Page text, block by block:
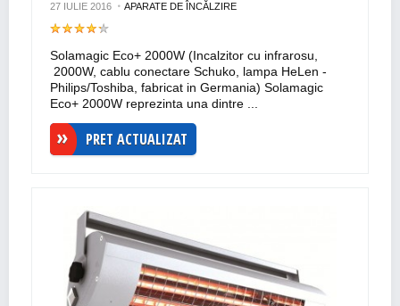
27 IULIE 2016 APARATE DE ÎNCĂLZIRE
Solamagic Eco+ 2000W (Incalzitor cu infrarosu,
2000W, cablu conectare Schuko, lampa HeLen -
Philips/Toshiba, fabricat in Germania) Solamagic
Eco+ 2000W reprezinta una dintre ...
PRET ACTUALIZAT